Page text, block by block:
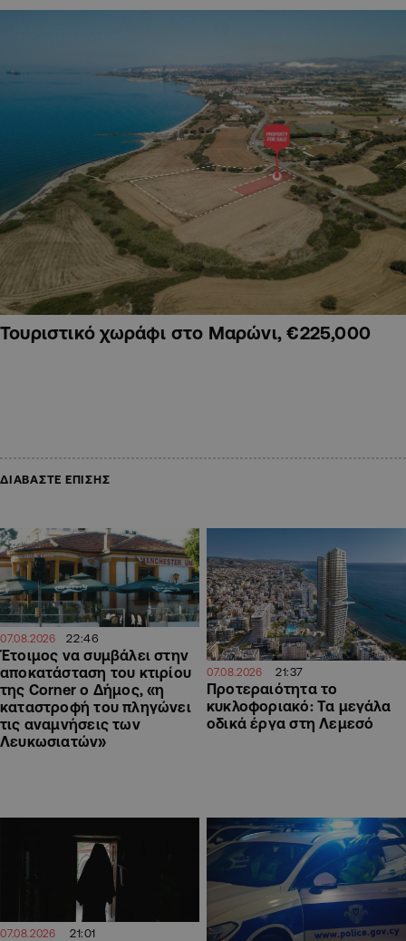
Τουριστικό χωράφι στο Μαρώνι, €225,000
ΔΙΑΒΑΣΤΕ ΕΠΙΣΗΣ
07.08.2026 22:46
Έτοιμος να συμβάλει στην
αποκατάσταση του κτιρίου
της Corner ο Δήμος, «η
καταστροφή του πληγώνει
τις αναμνήσεις των
Λευκωσιατών»
07.08.2026 21:37
Προτεραιότητα το
κυκλοφοριακό: Τα μεγάλα
οδικά έργα στη Λεμεσό
07.08.2026 21:01